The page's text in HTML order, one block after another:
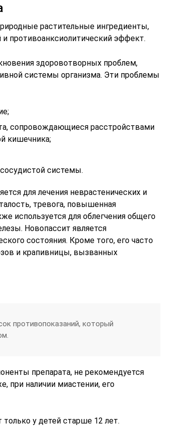
растительные ингредиенты,
противоанксиолитический эффект.
здоровотворных проблем,
системы организма. Эти проблемы
сопровождающиеся расстройствами
кишечника;
системы.
для лечения неврастенических и
тревога, повышенная
используется для облегчения общего
Новопассит является
состояния. Кроме того, его часто
и крапивницы, вызванных
противопоказаний, который
препарата, не рекомендуется
при наличии миастении, его
у детей старше 12 лет.